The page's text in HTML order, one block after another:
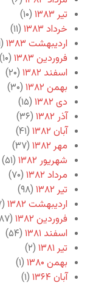
تیر ۱۳۸۳
(۱۰)
خرداد ۱۳۸۳
(۱۱)
اردیبهشت ۱۳۸۳
(۹)
فروردین ۱۳۸۳
(۱۰)
اسفند ۱۳۸۲
(۲۰)
بهمن ۱۳۸۲
(۳۰)
دی ۱۳۸۲
(۱۵)
آذر ۱۳۸۲
(۳۶)
آبان ۱۳۸۲
(۴۱)
مهر ۱۳۸۲
(۳۷)
شهریور ۱۳۸۲
(۵۱)
مرداد ۱۳۸۲
(۷۰)
تیر ۱۳۸۲
(۹۸)
اردیبهشت ۱۳۸۲
(۶۷)
فروردین ۱۳۸۲
(۸۷)
اسفند ۱۳۸۱
(۵۴)
تیر ۱۳۸۱
(۲)
بهمن ۱۳۸۰
(۱)
آبان ۱۳۶۴
(۱)